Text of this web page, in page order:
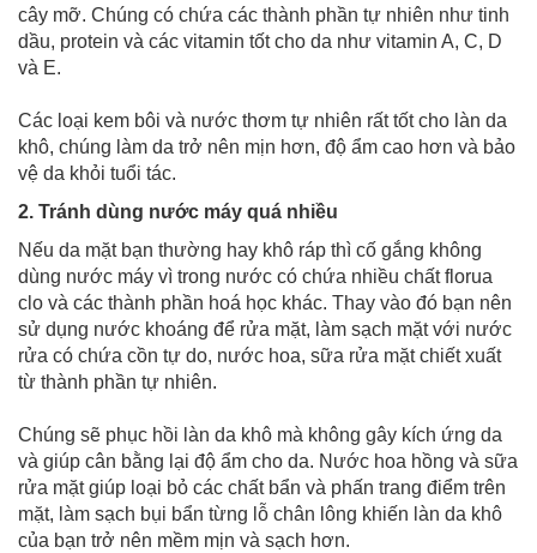
cây mỡ. Chúng có chứa các thành phần tự nhiên như tinh
dầu, protein và các vitamin tốt cho da như vitamin A, C, D
và E.
Các loại kem bôi và nước thơm tự nhiên rất tốt cho làn da
khô, chúng làm da trở nên mịn hơn, độ ẩm cao hơn và bảo
vệ da khỏi tuổi tác.
2. Tránh dùng nước máy quá nhiều
Nếu da mặt bạn thường hay khô ráp thì cố gắng không
dùng nước máy vì trong nước có chứa nhiều chất florua
clo và các thành phần hoá học khác. Thay vào đó bạn nên
sử dụng nước khoáng để rửa mặt, làm sạch mặt với nước
rửa có chứa cồn tự do, nước hoa, sữa rửa mặt chiết xuất
từ thành phần tự nhiên.
Chúng sẽ phục hồi làn da khô mà không gây kích ứng da
và giúp cân bằng lại độ ẩm cho da. Nước hoa hồng và sữa
rửa mặt giúp loại bỏ các chất bẩn và phấn trang điểm trên
mặt, làm sạch bụi bẩn từng lỗ chân lông khiến làn da khô
của bạn trở nên mềm mịn và sạch hơn.